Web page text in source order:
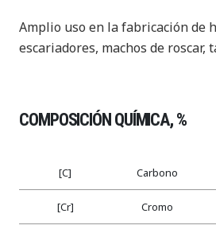
Amplio uso en la fabricación de
escariadores, machos de
COMPOSICIÓN QUÍMICA, %
[C] Carbono
[Cr] Cromo